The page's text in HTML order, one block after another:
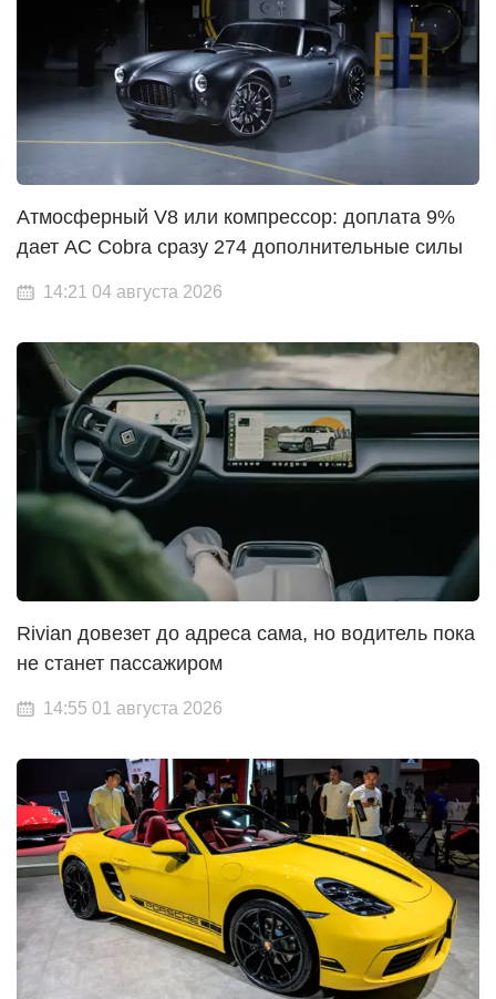
Атмосферный V8 или компрессор: доплата 9%
дает AC Cobra сразу 274 дополнительные силы
14:21 04 августа 2026
Rivian довезет до адреса сама, но водитель пока
не станет пассажиром
14:55 01 августа 2026